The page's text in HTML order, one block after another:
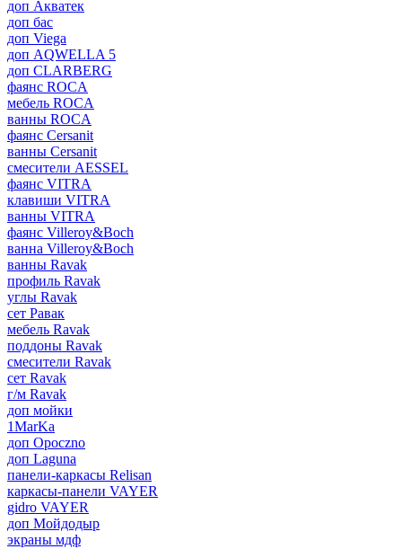
доп Акватек
доп бас
доп Viega
доп AQWELLA 5
доп CLARBERG
фаянс ROCA
мебель ROCA
ванны ROCA
фаянс Cersanit
ванны Cersanit
смесители AESSEL
фаянс VITRA
клавиши VITRA
ванны VITRA
фаянс Villeroy&Boch
ванна Villeroy&Boch
ванны Ravak
профиль Ravak
углы Ravak
сет Равак
мебель Ravak
поддоны Ravak
смесители Ravak
сет Ravak
г/м Ravak
доп мойки
1MarKa
доп Opoczno
доп Laguna
панели-каркасы Relisan
каркасы-панели VAYER
gidro VAYER
доп Мойдодыр
экраны мдф